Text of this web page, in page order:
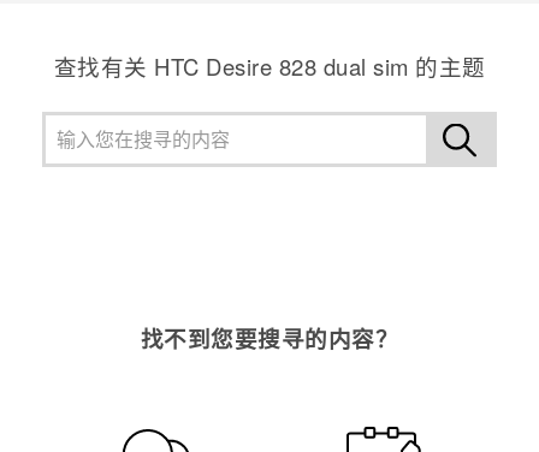
查找有关 HTC Desire 828 dual sim 的主题
找不到您要搜寻的内容？